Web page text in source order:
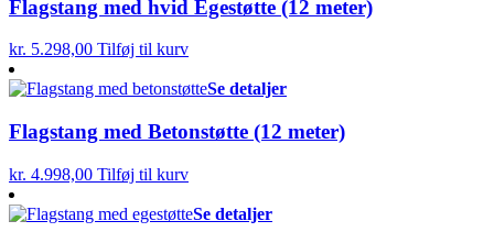
Flagstang med hvid Egestøtte (12 meter)
kr. 5.298,00 Tilføj til kurv
Se detaljer
Flagstang med Betonstøtte (12 meter)
kr. 4.998,00 Tilføj til kurv
Se detaljer